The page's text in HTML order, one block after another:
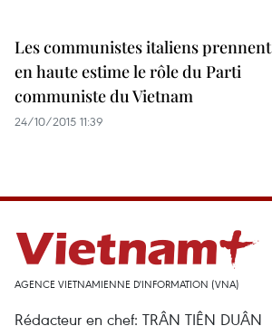
Les communistes italiens prennent
en haute estime le rôle du Parti
communiste du Vietnam
24/10/2015 11:39
AGENCE VIETNAMIENNE D'INFORMATION (VNA)
Rédacteur en chef: TRÂN TIÊN DUÂN